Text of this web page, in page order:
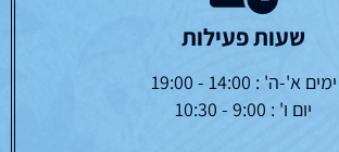
שעות פעילות
ימים א'-ה' : 14:00 - 19:00
יום ו' : 9:00 - 10:30